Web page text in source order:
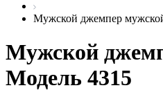
Мужской джемпер
Мужской
Модель 4315